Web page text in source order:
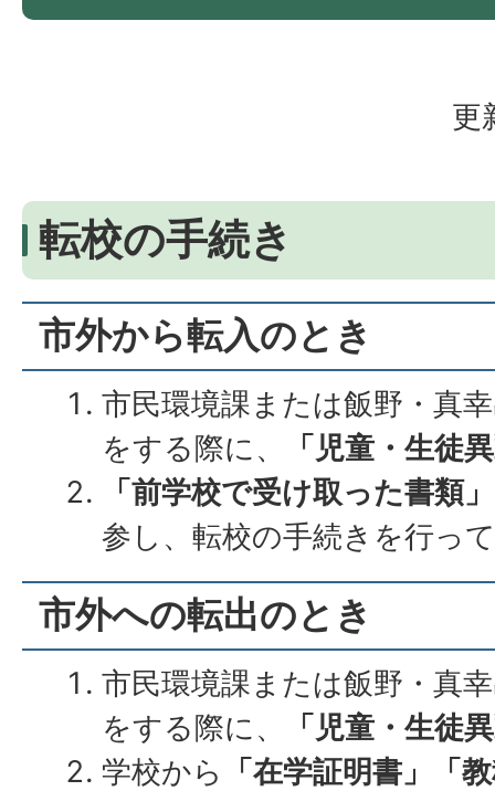
更
転校の手続き
市外から転入のとき
市民環境課または飯野・真
をする際に、
「児童・生徒
「前学校で受け取った書類」
参し、転校の手続きを行っ
市外への転出のとき
市民環境課または飯野・真
をする際に、
「児童・生徒
学校から
「在学証明書」「